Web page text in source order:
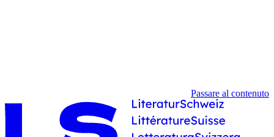
Passare al contenuto